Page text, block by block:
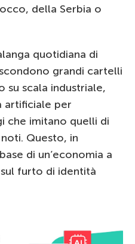
della Serbia o
quotidiana di
grandi cartelli
scala industriale,
artificiale per
che imitano quelli di
Questo, in
di un’economia a
furto di identità